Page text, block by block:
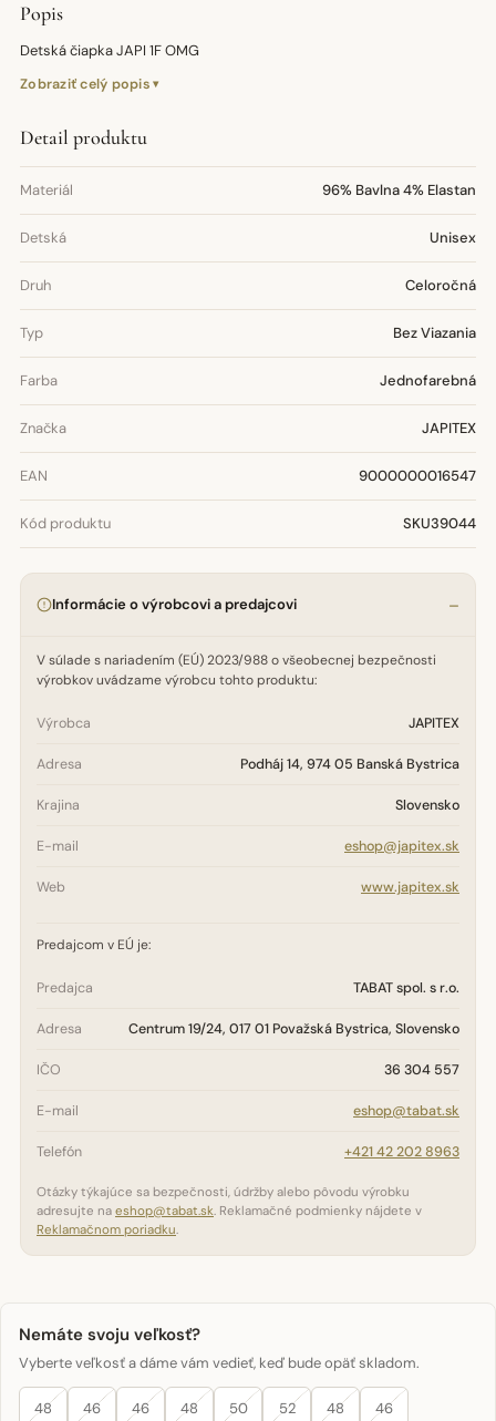
Popis
Detská čiapka JAPI 1F OMG
Zobraziť celý popis
Detail produktu
Materiál 96% Bavlna 4% Elastan
Detská Unisex
Druh Celoročná
Typ Bez Viazania
Farba Jednofarebná
Značka JAPITEX
EAN 9000000016547
Kód produktu SKU39044
Informácie o výrobcovi a predajcovi
V súlade s nariadením (EÚ) 2023/988 o všeobecnej bezpečnosti
výrobkov uvádzame výrobcu tohto produktu:
Výrobca JAPITEX
Adresa Podháj 14, 974 05 Banská Bystrica
Krajina Slovensko
E-mail eshop@japitex.sk
Web www.japitex.sk
Predajcom v EÚ je:
Predajca TABAT spol. s r.o.
Adresa Centrum 19/24, 017 01 Považská Bystrica, Slovensko
IČO 36 304 557
E-mail eshop@tabat.sk
Telefón +421 42 202 8963
Otázky týkajúce sa bezpečnosti, údržby alebo pôvodu výrobku
adresujte na eshop@tabat.sk. Reklamačné podmienky nájdete v
Reklamačnom poriadku.
Nemáte svoju veľkosť?
Vyberte veľkosť a dáme vám vedieť, keď bude opäť skladom.
48 46 46 48 50 52 48 46